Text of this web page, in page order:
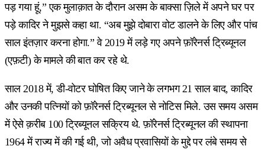
पड़ गया हूं,” एक मुलाक़ात के दौरान असम के बाक्सा ज़िले में अपने घर पर
पड़े कादिर ने मुझसे कहा था. “अब मुझे दोबारा वोट डालने के लिए और पांच
साल इंतज़ार करना होगा.” वे 2019 में लड़े गए अपने फ़ॉरेनर्स ट्रिब्यूनल
(एफ़टी) के मामले की बात कर रहे थे.
साल 2018 में, डी-वोटर घोषित किए जाने के लगभग 21 साल बाद, कादिर
और उनकी पत्नियों को फ़ॉरेनर्स ट्रिब्यूनल से नोटिस मिले. उस समय असम
में ऐसे क़रीब 100 ट्रिब्यूनल सक्रिय थे. फ़ॉरेनर्स ट्रिब्यूनल की स्थापना
1964 में राज्य में की गई थी, जो अवैध प्रवासियों के मुद्दे पर लंबे समय से